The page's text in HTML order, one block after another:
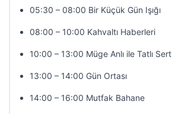
05:30 – 08:00 Bir Küçük Gün Işığı
08:00 – 10:00 Kahvaltı Haberleri
10:00 – 13:00 Müge Anlı ile Tatlı Sert
13:00 – 14:00 Gün Ortası
14:00 – 16:00 Mutfak Bahane